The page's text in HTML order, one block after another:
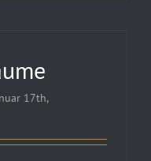
Meine
17th,